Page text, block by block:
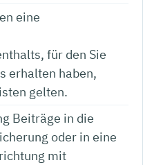
eine
für den Sie
erhalten haben,
gelten.
Beiträge in die
oder in eine
mit